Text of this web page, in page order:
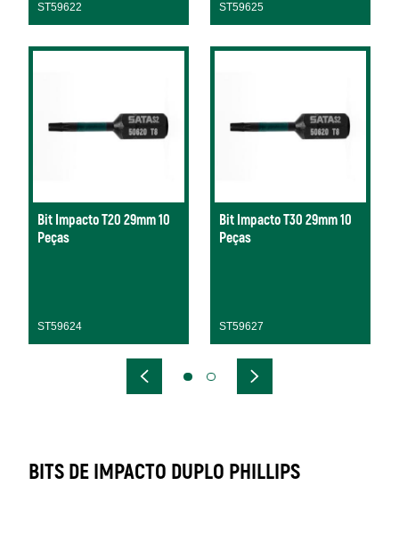
ST59622
Bit Impacto T20 29mm 10
Peças
ST59624
ST59625
Bit Impacto T30 29mm 10
Peças
ST59627
BITS DE IMPACTO DUPLO PHILLIPS